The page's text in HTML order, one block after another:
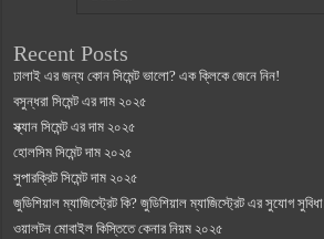
Recent Posts
ঢালাই এর জন্য কোন সিমেন্ট ভালো? এক ক্লিকে জেনে নিন!
বসুন্ধরা সিমেন্ট এর দাম ২০২৫
স্ক্যান সিমেন্ট এর দাম ২০২৫
হোলসিম সিমেন্ট দাম ২০২৫
সুপারক্রিট সিমেন্ট দাম ২০২৫
জুডিশিয়াল ম্যাজিস্ট্রেট কি? জুডিশিয়াল ম্যাজিস্ট্রেট এর সুযোগ সুবিধা
ওয়ালটন মোবাইল কিস্তিতে কেনার নিয়ম ২০২৫